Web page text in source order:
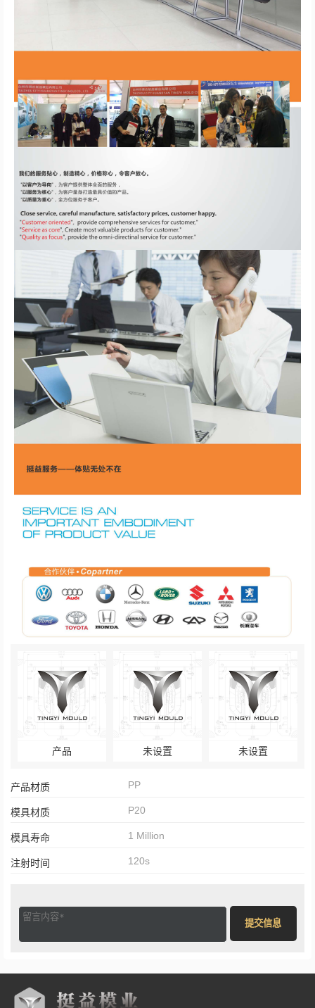
产品 未设置 未设置
产品材质 PP
模具材质 P20
模具寿命 1 Million
注射时间 120s
提交信息